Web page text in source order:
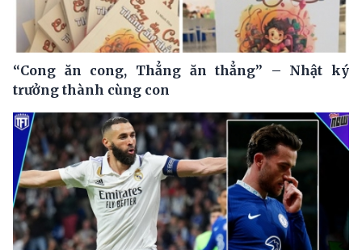
“Cong ăn cong, Thẳng ăn thẳng” – Nhật ký
trưởng thành cùng con